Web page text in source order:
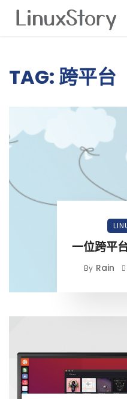
TAG: 跨平台
一位跨平
By Rain